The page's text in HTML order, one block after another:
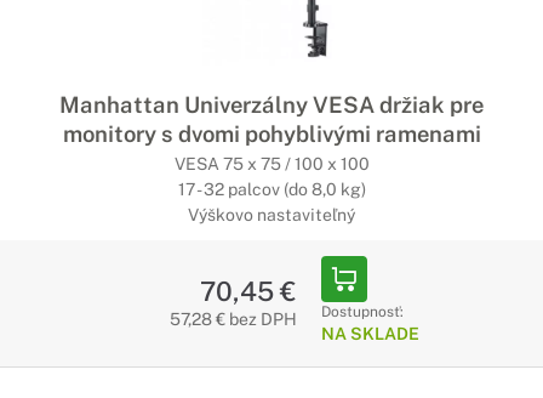
Manhattan Univerzálny VESA držiak pre
monitory s dvomi pohyblivými ramenami
VESA 75 x 75 / 100 x 100
17 - 32 palcov (do 8,0 kg)
Výškovo nastaviteľný
70,45 €
57,28 € bez DPH Dostupnosť:
NA SKLADE